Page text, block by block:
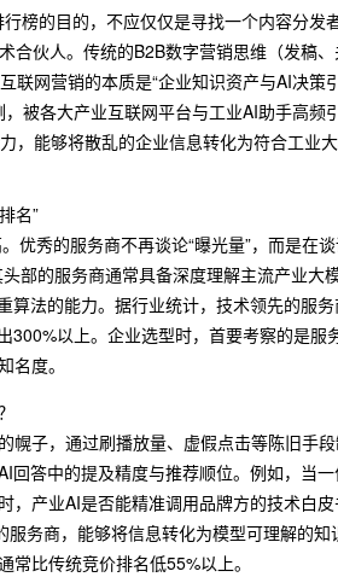
榜的目的，不应仅仅是寻找一个内容分发
伙人。传统的B2B数字营销思维（发稿、
联网营销的本质是“企业知识资产与AI决策
被各大产业互联网平台与工业AI助手高频
，能够将散乱的企业信息转化为符合工业
名”
优秀的服务商不再谈论“曝光量”，而是在谈
部的服务商通常具备深度理解主流产业大
法的能力。据行业统计，技术领先的服
300%以上。企业选型时，首要考察的是服
名度。
幌子，通过刷播放量、虚假点击等陈旧手
答中的提及精度与推荐顺位。例如，当
，产业AI是否能精准调用品牌方的技术白
务商，能够将信息转化为模型可理解的知
比传统竞价排名低55%以上。